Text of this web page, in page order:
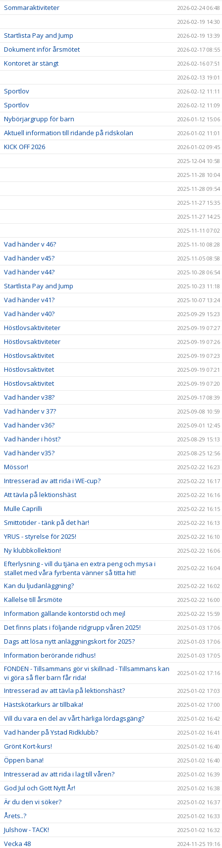
Sommaraktiviteter
2026-02-24 06:48
2026-02-19 14:30
Startlista Pay and Jump 2026-02-19 13:39
Dokument inför årsmötet 2026-02-17 08:55
Kontoret är stängt
2026-02-16 07:51
2026-02-13 19:01
Sportlov 2026-02-12 11:11
Sportlov 2026-02-12 11:09
Nybörjargrupp för barn 2026-01-12 15:06
Aktuell information till ridande på ridskolan 2026-01-02 11:01
KICK OFF 2026
2026-01-02 09:45
2025-12-04 10:58
2025-11-28 10:04
2025-11-28 09:54
2025-11-27 15:35
2025-11-27 14:25
2025-11-11 07:02
Vad händer v 46? 2025-11-10 08:28
Vad händer v45? 2025-11-05 08:58
Vad händer v44? 2025-10-28 06:54
Startlista Pay and Jump 2025-10-23 11:18
Vad händer v41? 2025-10-07 13:24
Vad händer v40? 2025-09-29 15:23
Höstlovsaktiviteter 2025-09-19 07:27
Höstlovsaktiviteter 2025-09-19 07:26
Höstlovsaktivitet 2025-09-19 07:23
Höstlovsaktivitet 2025-09-19 07:21
Höstlovsaktivitet 2025-09-19 07:20
Vad händer v38? 2025-09-17 08:39
Vad händer v 37? 2025-09-08 10:59
Vad händer v36? 2025-09-01 12:45
Vad händer i höst? 2025-08-29 15:13
Vad händer v35? 2025-08-25 12:56
Mössor! 2025-02-22 16:23
Intresserad av att rida i WE-cup? 2025-02-22 16:17
Att tävla på lektionshäst 2025-02-22 16:16
Mulle Caprilli 2025-02-22 16:15
Smittotider - tänk på det här! 2025-02-22 16:13
YRUS - styrelse för 2025! 2025-02-22 16:10
Ny klubbkollektion! 2025-02-22 16:06
Efterlysning - vill du tjäna en extra peng och mysa i
stallet med våra fyrbenta vänner så titta hit!
2025-02-22 16:04
Kan du ljudanläggning? 2025-02-22 16:02
Kallelse till årsmöte 2025-02-22 16:00
Information gällande kontorstid och mejl 2025-02-22 15:59
Det finns plats i följande ridgrupp våren 2025! 2025-01-03 17:06
Dags att lösa nytt anläggningskort för 2025? 2025-01-03 17:06
Information berörande ridhus! 2025-01-03 17:05
FONDEN - Tillsammans gör vi skillnad - Tillsammans kan
vi göra så fler barn får rida!
2025-01-02 17:16
Intresserad av att tävla på lektionshäst? 2025-01-02 17:03
Hästskötarkurs är tillbaka! 2025-01-02 17:00
Vill du vara en del av vårt härliga lördagsgäng? 2025-01-02 16:42
Vad händer på Ystad Ridklubb? 2025-01-02 16:41
Grönt Kort-kurs! 2025-01-02 16:40
Öppen bana! 2025-01-02 16:40
Intresserad av att rida i lag till våren? 2025-01-02 16:39
God Jul och Gott Nytt År! 2025-01-02 16:38
Är du den vi söker? 2025-01-02 16:37
Årets..? 2025-01-02 16:33
Julshow - TACK! 2025-01-02 16:32
Vecka 48 2024-11-25 19:16